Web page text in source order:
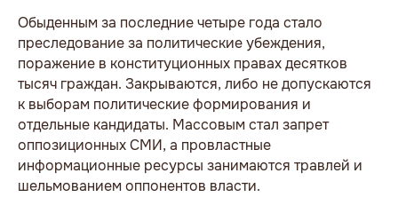
Обыденным за последние четыре года стало
преследование за политические убеждения,
поражение в конституционных правах десятков
тысяч граждан. Закрываются, либо не допускаются
к выборам политические формирования и
отдельные кандидаты. Массовым стал запрет
оппозиционных СМИ, а провластные
информационные ресурсы занимаются травлей и
шельмованием оппонентов власти.